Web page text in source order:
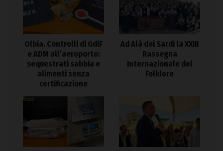
Olbia. Controlli di GdiF
e ADM all’aeroporto:
sequestrati sabbia e
alimenti senza
certificazione
Ad Alà dei Sardi la XXIII
Rassegna
Internazionale del
Folklore